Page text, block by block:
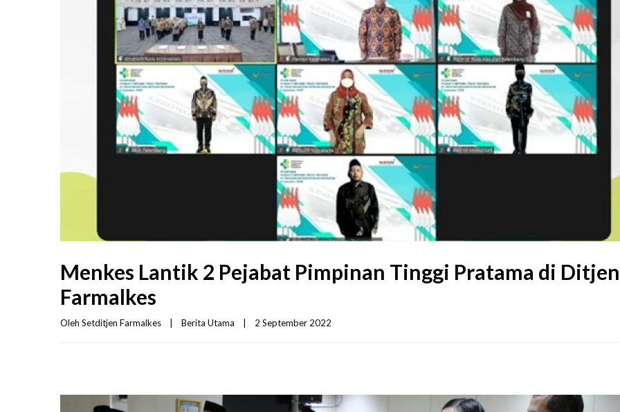
Menkes Lantik 2 Pejabat Pimpinan Tinggi Pratama di Ditjen
Farmalkes
Oleh Setditjen Farmalkes Berita Utama 2 September 2022